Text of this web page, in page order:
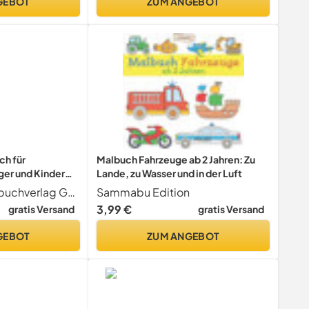
für
und Kinder
(Cozy
Adrian & Wimmelbuchverlag GmbH
gratis Versand
Malbuch Fahrzeuge ab 2 Jahren: Zu
Lande, zu Wasser und in der Luft
Sammabu Edition
3,99 €
gratis Versand
ZUM ANGEBOT